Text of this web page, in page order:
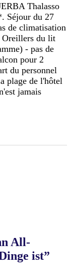
Thalasso
Séjour du 27
de climatisation
Oreillers du lit
- pas de
pour 2
du personnel
plage de l'hôtel
jamais
All-
ist”